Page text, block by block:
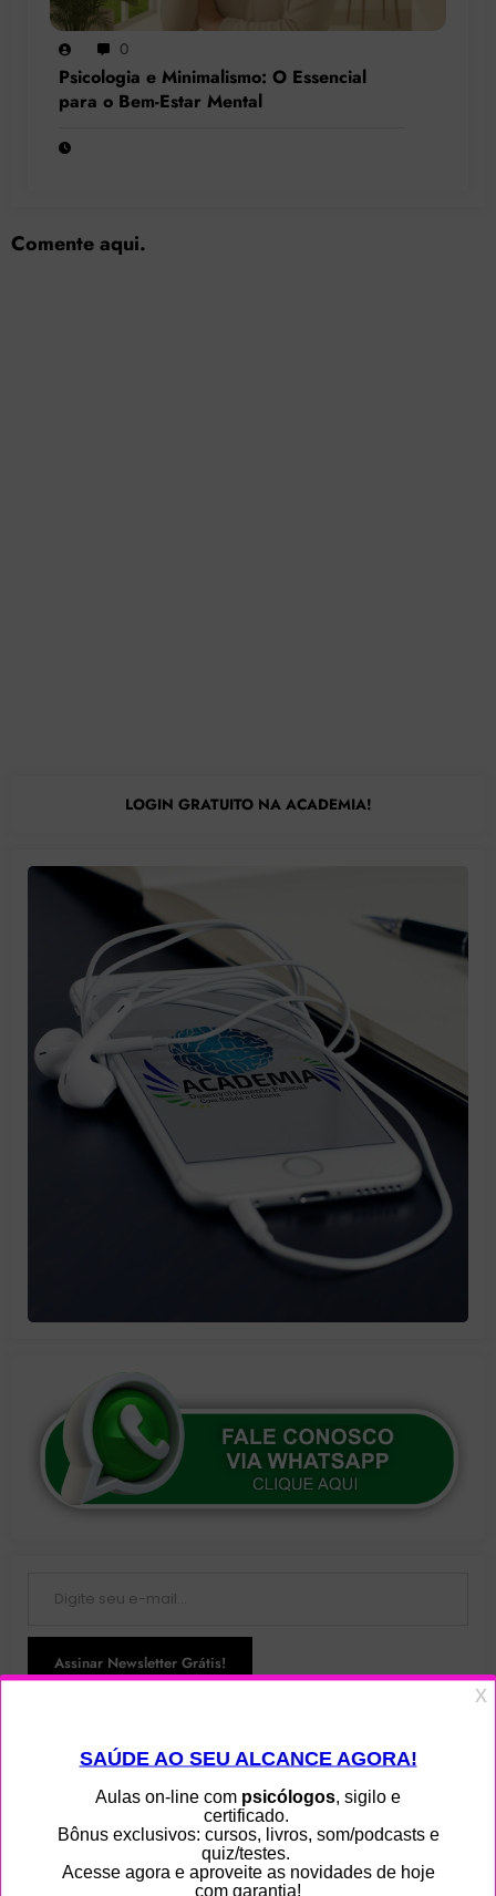
0
Psicologia e Minimalismo: O Essencial
para o Bem-Estar Mental
Comente aqui.
LOGIN GRATUITO NA ACADEMIA!
Assinar Newsletter Grátis!
Menu
Home